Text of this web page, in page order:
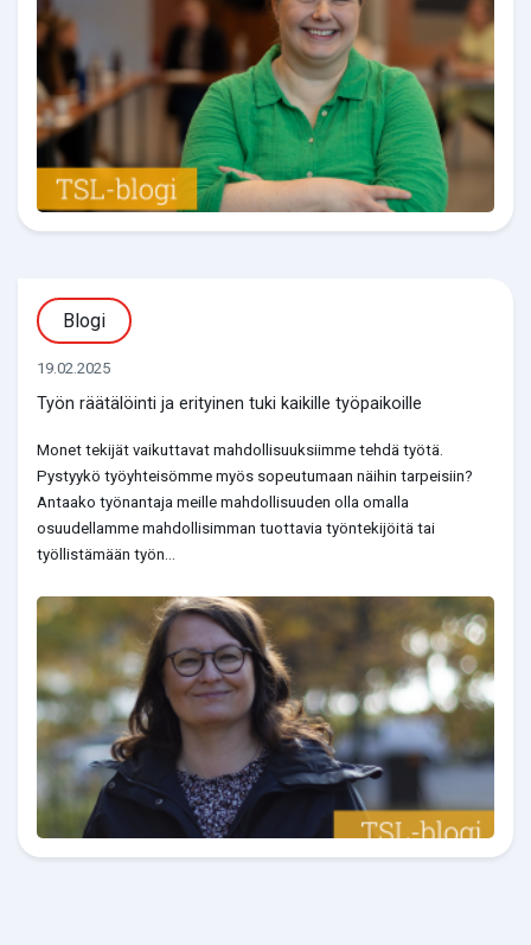
Blogi
19.02.2025
Työn räätälöinti ja erityinen tuki kaikille työpaikoille
Monet tekijät vaikuttavat mahdollisuuksiimme tehdä työtä.
Pystyykö työyhteisömme myös sopeutumaan näihin tarpeisiin?
Antaako työnantaja meille mahdollisuuden olla omalla
osuudellamme mahdollisimman tuottavia työntekijöitä tai
työllistämään työn...